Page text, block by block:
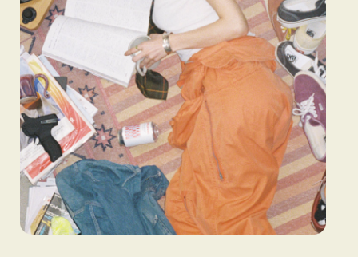
聴
着
#ART #BEAMS CULTUART #BEAMS MANGART
#BEAMS
#BEAMS T
#bPrビームス
#Bギャラリー
#TOKYO CULTUART by BEAMS
#Tシャツ
#アート
#アートが生まれるところ
#アートフェア #アイドル
#アニメ
#エンタメ #ギャラリー #グッズ
#デザイン
#ビームス カルチャー ト 高輪
#ビームス ジャパン
#ファッション
#フェニカ #マンガ
#モノ・カルチャ